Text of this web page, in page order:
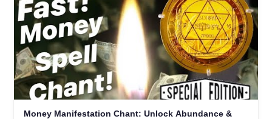
Money Manifestation Chant: Unlock Abundance &